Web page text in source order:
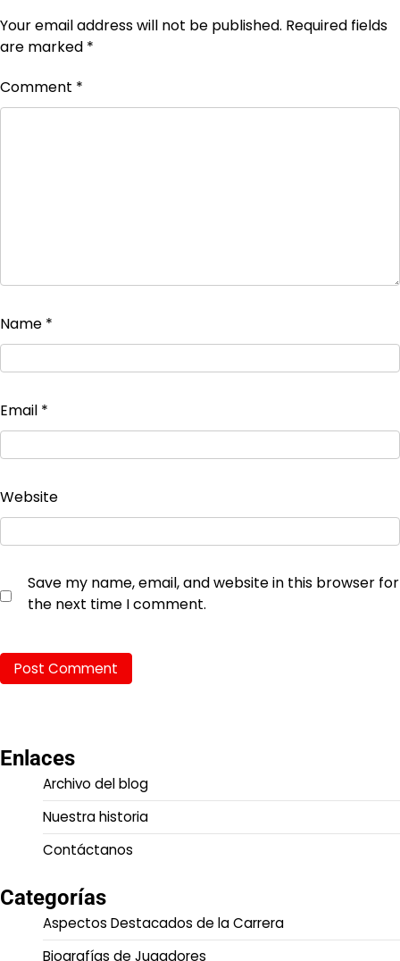
Your email address will not be published. Required fields
are marked *
Comment *
Name *
Email *
Website
Save my name, email, and website in this browser for
the next time I comment.
Enlaces
Archivo del blog
Nuestra historia
Contáctanos
Categorías
Aspectos Destacados de la Carrera
Biografías de Jugadores